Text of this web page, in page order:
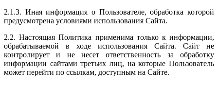
2.1.3. Иная информация о Пользователе, обработка которой
предусмотрена условиями использования Сайта.
2.2. Настоящая Политика применима только к информации,
обрабатываемой в ходе использования Сайта. Сайт не
контролирует и не несет ответственность за обработку
информации сайтами третьих лиц, на которые Пользователь
может перейти по ссылкам, доступным на Сайте.